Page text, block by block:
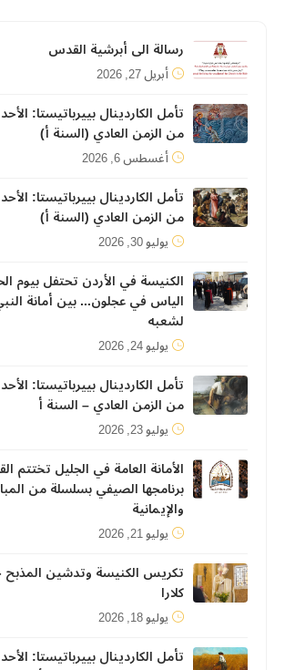
رسالة الى أبرشية القدس
أبريل 27, 2026
تأمل الكاردينال بييرباتيستا:
من الزمن العادي (السنة أ)
أغسطس 6, 2026
تأمل الكاردينال بييرباتيستا:
من الزمن العادي (السنة أ)
يوليو 30, 2026
الكنيسة في الأردن تحتفل بيوم
الياس في عجلون... بين أمانة
لشعبه
يوليو 24, 2026
تأمل الكاردينال بييرباتيستا:
من الزمن العادي – السنة أ
يوليو 23, 2026
الأمانة العامة في الجليل تختتم
برنامجها الصيفي بسلسلة من
والإيمانية
يوليو 21, 2026
تكريس الكنيسة وتدشين المذبح
كلارا
يوليو 18, 2026
تأمل الكاردينال بييرباتيستا: